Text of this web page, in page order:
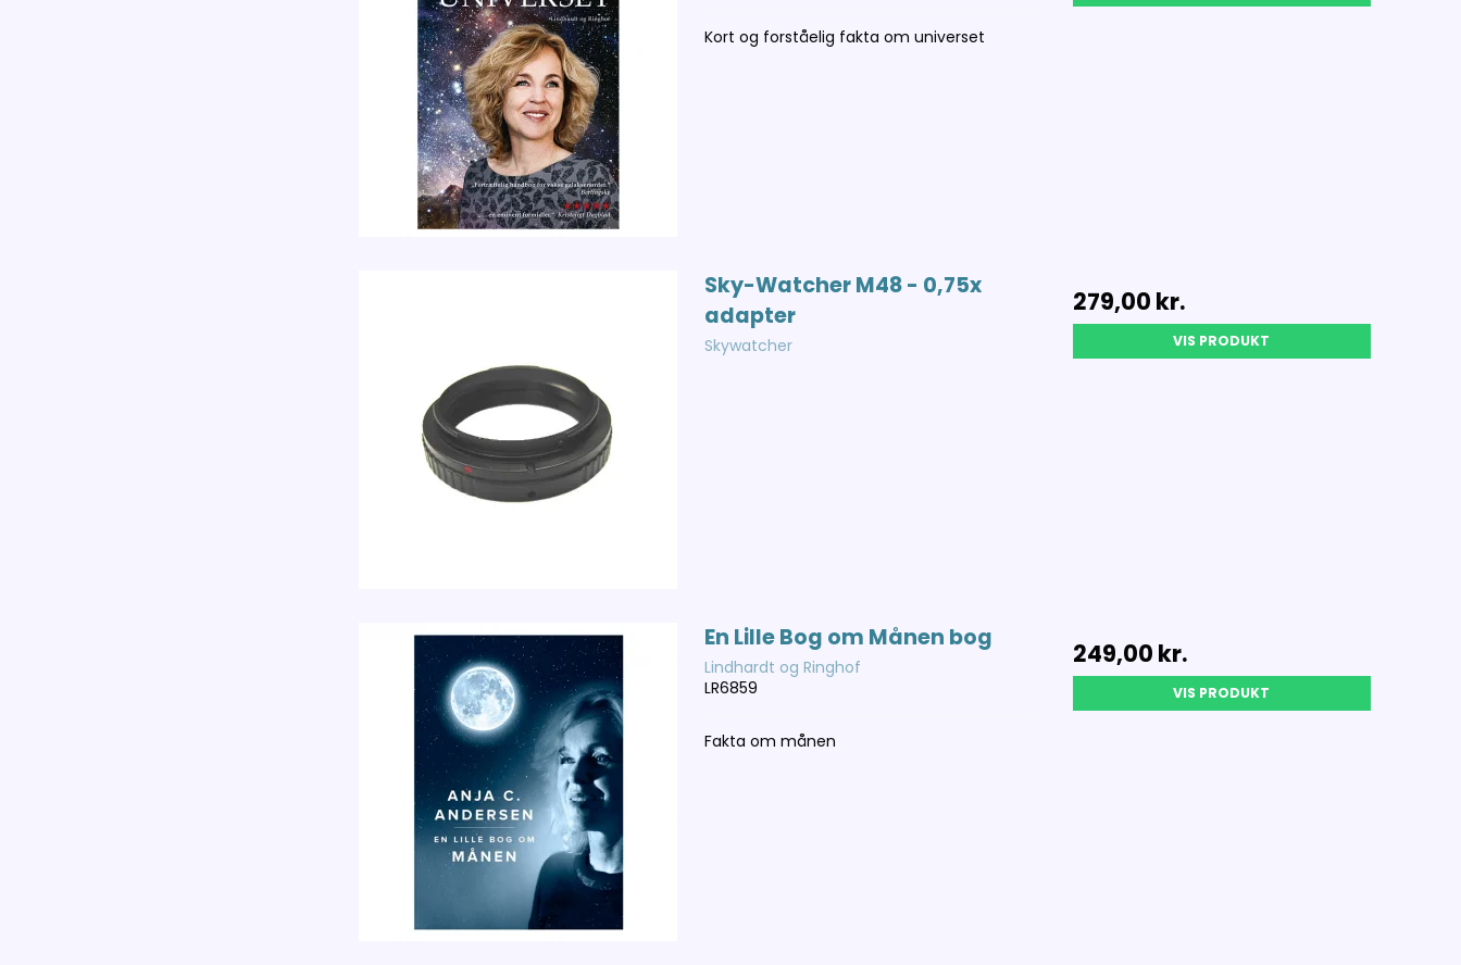
Kort og forståelig fakta om universet
Sky-Watcher M48 - 0,75x
adapter
Skywatcher
279,00 kr.
VIS PRODUKT
En Lille Bog om Månen bog
Lindhardt og Ringhof
LR6859
Fakta om månen
249,00 kr.
VIS PRODUKT